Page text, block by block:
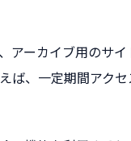
ーカイブ用のサイ
ば、一定期間アク